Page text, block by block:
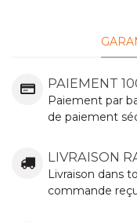
PAIEMENT
Paiement par
de paiement
LIVRAISON
Livraison dans
commande